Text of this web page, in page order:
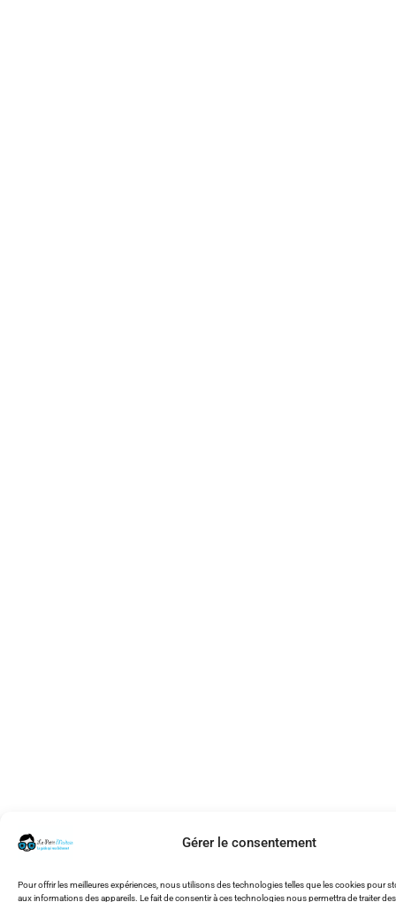
Gérer le consentement
Pour offrir les meilleures expériences, nous utilisons des technologies telles que les cookies pour
aux informations des appareils. Le fait de consentir à ces technologies nous permettra de traiter